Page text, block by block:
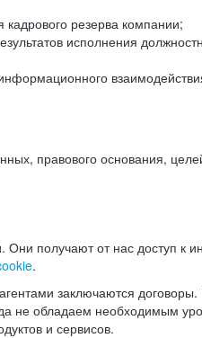
резерва компании;
исполнения
правового основания,
Они получают от нас доступ
.
заключаются
не обладаем необходимым
и сервисов.